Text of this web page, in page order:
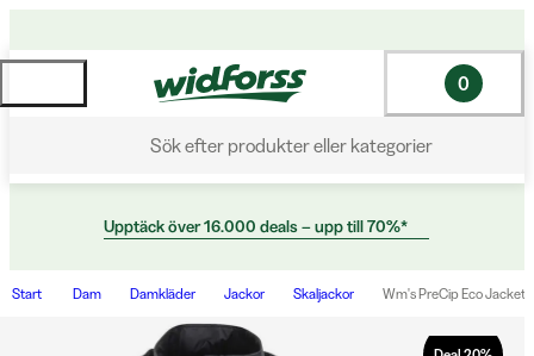
Sök efter produkter eller kategorier
0
Upptäck över 16.000 deals – upp till 70%*
Start Dam Damkläder Jackor Skaljackor Wm's PreCip Eco Jacket